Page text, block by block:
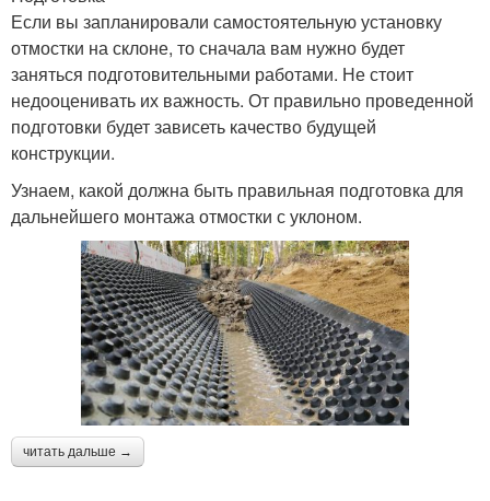
Если вы запланировали самостоятельную установку
отмостки на склоне, то сначала вам нужно будет
заняться подготовительными работами. Не стоит
недооценивать их важность. От правильно проведенной
подготовки будет зависеть качество будущей
конструкции.
Узнаем, какой должна быть правильная подготовка для
дальнейшего монтажа отмостки с уклоном.
читать дальше →